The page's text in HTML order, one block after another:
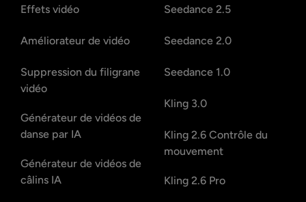
Effets vidéo
Améliorateur de vidéo
Suppression du filigrane
vidéo
Générateur de vidéos de
danse par IA
Générateur de vidéos de
câlins IA
Seedance 2.5
Seedance 2.0
Seedance 1.0
Kling 3.0
Kling 2.6 Contrôle du
mouvement
Kling 2.6 Pro